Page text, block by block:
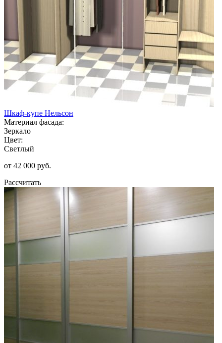
Шкаф-купе Нельсон
Материал фасада:
Зеркало
Цвет:
Светлый
от 42 000 руб.
Рассчитать